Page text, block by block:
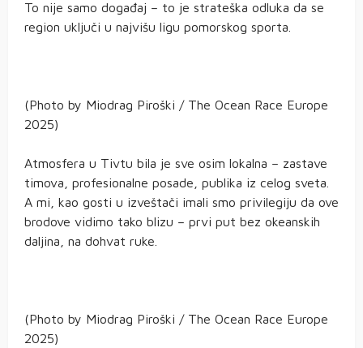
To nije samo događaj – to je strateška odluka da se
region uključi u najvišu ligu pomorskog sporta.
(Photo by Miodrag Piroški / The Ocean Race Europe
2025)
Atmosfera u Tivtu bila je sve osim lokalna – zastave
timova, profesionalne posade, publika iz celog sveta.
A mi, kao gosti u izveštači imali smo privilegiju da ove
brodove vidimo tako blizu – prvi put bez okeanskih
daljina, na dohvat ruke.
(Photo by Miodrag Piroški / The Ocean Race Europe
2025)